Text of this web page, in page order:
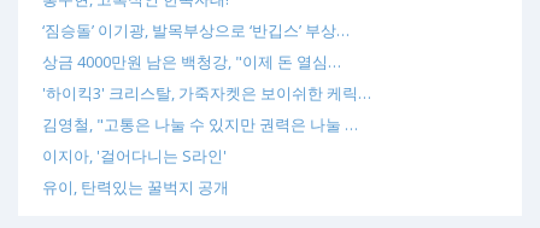
‘짐승돌’ 이기광, 발목부상으로 ‘반깁스’ 부상…
상금 4000만원 남은 백청강, "이제 돈 열심…
'하이킥3' 크리스탈, 가죽자켓은 보이쉬한 케릭…
김영철, "고통은 나눌 수 있지만 권력은 나눌 …
이지아, '걸어다니는 S라인'
유이, 탄력있는 꿀벅지 공개